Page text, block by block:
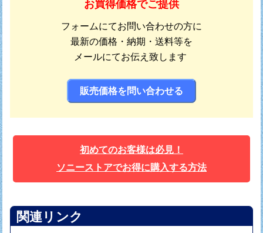
お買得価格でご提供
フォームにてお問い合わせの方に
最新の価格・納期・送料等を
メールにてお伝え致します
販売価格を問い合わせる
初めてのお客様は必見！
ソニーストアでお得に購入する方法
関連リンク